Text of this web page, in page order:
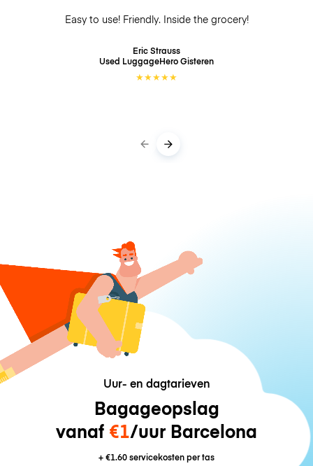
Easy to use! Friendly. Inside the grocery!
Eric Strauss
Used LuggageHeroGisteren
★★★★★
Uur- en dagtarieven
Bagageopslag
vanaf €1/uur Barcelona
+€1.60servicekosten per tas